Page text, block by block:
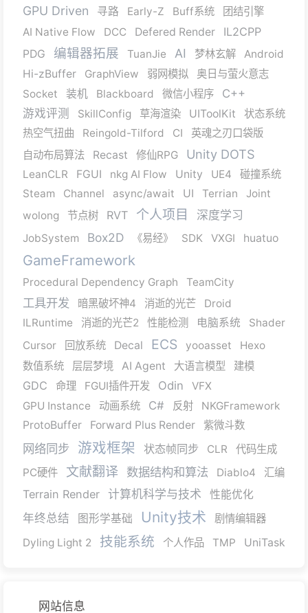
GPU Driven 寻路 Early-Z Buff系统
团结引擎
AI Native Flow
DCC Defered Render IL2CPP
PDG 编辑器拓展 TuanJie AI 梦林玄解
Android
Hi-zBuffer
GraphView 弱网模拟
奥日与萤火意志
Socket
装机 Blackboard 微信小程序
C++
游戏评测
SkillConfig 草海渲染 UIToolKit
状态系统
热空气扭曲
Reingold-Tilford CI
英魂之刃口袋版
自动布局算法
Recast 修仙RPG Unity DOTS
LeanCLR FGUI nkg AI Flow Unity UE4
碰撞系统
Steam
Channel async/await UI Terrian
Joint
wolong
节点树 RVT 个人项目 深度学习
JobSystem Box2D 《易经》 SDK VXGI huatuo
GameFramework
Procedural Dependency Graph TeamCity
工具开发 暗黑破坏神4 消逝的光芒
Droid
ILRuntime
消逝的光芒2 性能检测 电脑系统
Shader
Cursor
回放系统 Decal ECS yooasset
Hexo
数值系统
层层梦境 AI Agent 大语言模型 建模
GDC 命理 FGUI插件开发 Odin
VFX
GPU Instance
动画系统 C# 反射
NKGFramework
ProtoBuffer
Forward Plus Render 紫微斗数
网络同步 游戏框架 状态帧同步 CLR
代码生成
PC硬件
文献翻译 数据结构和算法 Diablo4 汇编
Terrain Render 计算机科学与技术 性能优化
年终总结 图形学基础 Unity技术
剧情编辑器
Dyling Light 2
技能系统 个人作品 TMP UniTask
网站信息